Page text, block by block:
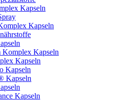
Kapseln
Kapseln
Komplex Kapseln
Kapseln
Kapseln
Kapseln
Kapseln